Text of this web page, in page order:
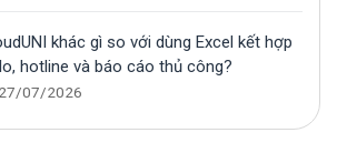
khác gì so với dùng Excel kết hợp
hotline và báo cáo thủ công?
27/07/2026